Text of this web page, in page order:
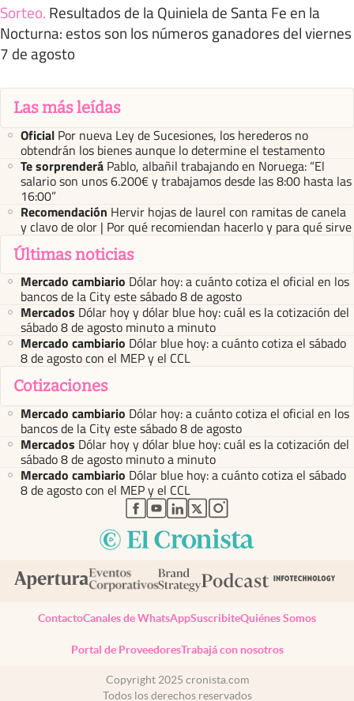
Sorteo. Resultados de la Quiniela de Santa Fe en la
Nocturna: estos son los números ganadores del viernes
7 de agosto
Las más leídas
Oficial Por nueva Ley de Sucesiones, los herederos no
obtendrán los bienes aunque lo determine el testamento
Te sorprenderá Pablo, albañil trabajando en Noruega: “El
salario son unos 6.200€ y trabajamos desde las 8:00 hasta las
16:00”
Recomendación Hervir hojas de laurel con ramitas de canela
y clavo de olor | Por qué recomiendan hacerlo y para qué sirve
Últimas noticias
Mercado cambiario Dólar hoy: a cuánto cotiza el oficial en los
bancos de la City este sábado 8 de agosto
Mercados Dólar hoy y dólar blue hoy: cuál es la cotización del
sábado 8 de agosto minuto a minuto
Mercado cambiario Dólar blue hoy: a cuánto cotiza el sábado
8 de agosto con el MEP y el CCL
Cotizaciones
Mercado cambiario Dólar hoy: a cuánto cotiza el oficial en los
bancos de la City este sábado 8 de agosto
Mercados Dólar hoy y dólar blue hoy: cuál es la cotización del
sábado 8 de agosto minuto a minuto
Mercado cambiario Dólar blue hoy: a cuánto cotiza el sábado
8 de agosto con el MEP y el CCL
abre en nueva pestaña
abre en nueva pestaña
abre en nueva pestaña
abre en nueva pestaña
abre en nueva pestaña
ContactoCanales de WhatsAppSuscribiteQuiénes Somos
Portal de ProveedoresTrabajá con nosotros
Copyright 2025 cronista.com
Todos los derechos reservados